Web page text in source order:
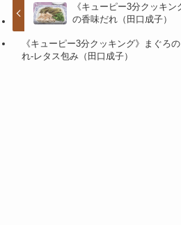
《キューピー3分クッキ
の香味だれ（田口成子）
《キューピー3分クッキング》まぐろ
れ-レタス包み（田口成子）